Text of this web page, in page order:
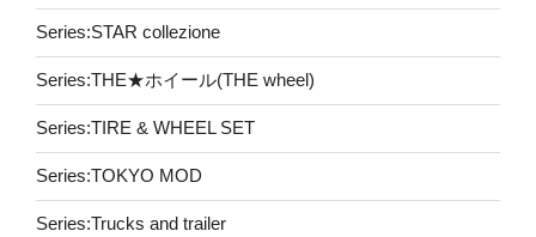
Series:STAR collezione
Series:THE★ホイール(THE wheel)
Series:TIRE & WHEEL SET
Series:TOKYO MOD
Series:Trucks and trailer